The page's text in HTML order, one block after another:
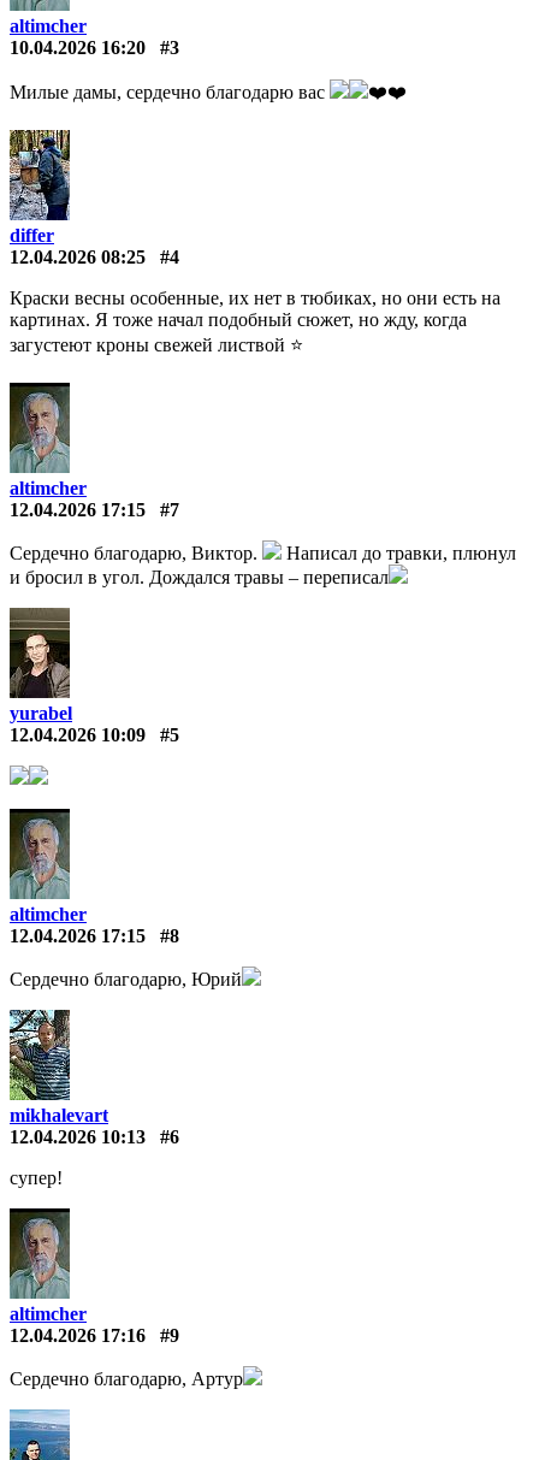
altimcher
10.04.2026 16:20
#3
Милые дамы, сердечно благодарю вас ❤️️❤️️
differ
12.04.2026 08:25
#4
Краски весны особенные, их нет в тюбиках, но они есть на
картинах. Я тоже начал подобный сюжет, но жду, когда
загустеют кроны свежей листвой ⭐
altimcher
12.04.2026 17:15
#7
Сердечно благодарю, Виктор.
Написал до травки, плюнул
и бросил в угол. Дождался травы – переписал
yurabel
12.04.2026 10:09
#5
altimcher
12.04.2026 17:15
#8
Сердечно благодарю, Юрий
mikhalevart
12.04.2026 10:13
#6
супер!
altimcher
12.04.2026 17:16
#9
Сердечно благодарю, Артур